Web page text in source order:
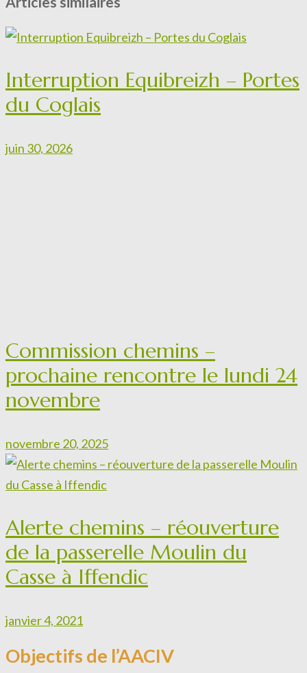
Interruption Equibreizh – Portes
du Coglais
juin 30, 2026
Commission chemins –
prochaine rencontre le lundi 24
novembre
novembre 20, 2025
Alerte chemins – réouverture
de la passerelle Moulin du
Casse à Iffendic
janvier 4, 2021
Objectifs de l’AACIV